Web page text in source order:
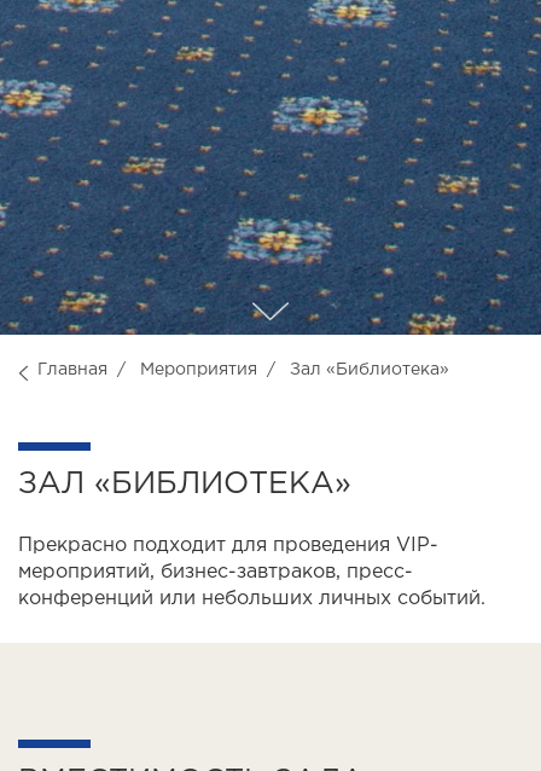
Главная Мероприятия Зал «Библиотека»
ЗАЛ «БИБЛИОТЕКА»
Прекрасно подходит для проведения VIP-
мероприятий, бизнес-завтраков, пресс-
конференций или небольших личных событий.